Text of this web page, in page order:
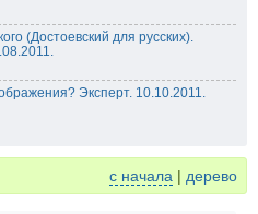
(Достоевский для русских).
Эксперт. 10.10.2011.
с начала | дерево